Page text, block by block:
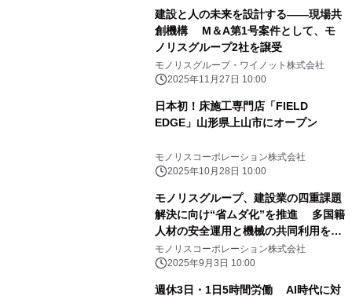
建設と人の未来を設計する――現場共
創機構 M＆A第1号案件として、モ
ノリスグループ2社を譲受
モノリスグループ・ワイノット株式会社
2025年11月27日 10:00
日本初！床施工専門店「FIELD
EDGE」山形県上山市にオープン
モノリスコーポレーション株式会社
2025年10月28日 10:00
モノリスグループ、建設業の四重課題
解決に向け“省ムダ化”を推進 多国籍
人材の安全運用と機械の共同利用を
2025年9月より段階導入
モノリスコーポレーション株式会社
2025年9月3日 10:00
週休3日・1日5時間労働 AI時代に対